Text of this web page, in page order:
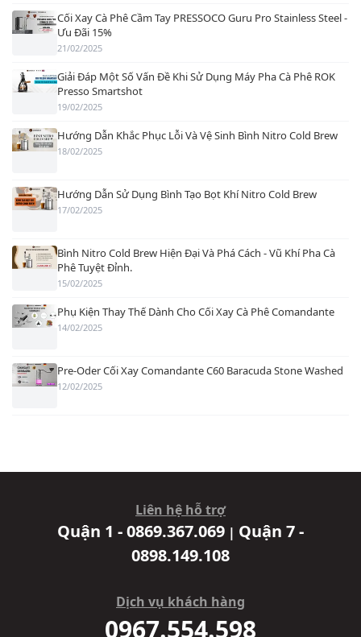
Cối Xay Cà Phê Cầm Tay PRESSOCO Guru Pro Stainless Steel -
Ưu Đãi 15%
21/02/2025
Giải Đáp Một Số Vấn Đề Khi Sử Dụng Máy Pha Cà Phê ROK
Presso Smartshot
19/02/2025
Hướng Dẫn Khắc Phục Lỗi Và Vệ Sinh Bình Nitro Cold Brew
18/02/2025
Hướng Dẫn Sử Dụng Bình Tạo Bọt Khí Nitro Cold Brew
17/02/2025
Bình Nitro Cold Brew Hiện Đại Và Phá Cách - Vũ Khí Pha Cà
Phê Tuyệt Đỉnh.
15/02/2025
Phụ Kiện Thay Thế Dành Cho Cối Xay Cà Phê Comandante
14/02/2025
Pre-Oder Cối Xay Comandante C60 Baracuda Stone Washed
12/02/2025
Liên hệ hỗ trợ
Quận 1 - 0869.367.069 | Quận 7 -
0898.149.108
Dịch vụ khách hàng
0967.554.598